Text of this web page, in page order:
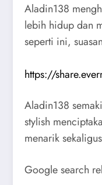
Aladin138
lebih hidup dan
seperti ini,
https://
Aladin138
stylish
menarik
Google search